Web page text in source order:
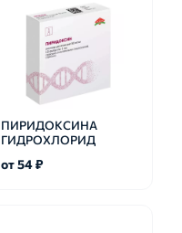
ПИРИДОКСИНА
ГИДРОХЛОРИД
от 54 ₽